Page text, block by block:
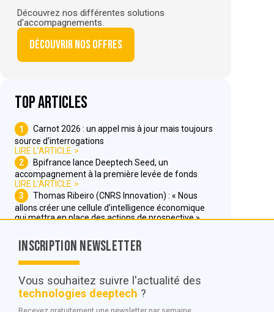
Découvrez nos différentes solutions
d'accompagnements.
Découvrir nos offres
Top articles
1
Carnot 2026 : un appel mis à jour mais toujours
source d’interrogations
LIRE L'ARTICLE
2
Bpifrance lance Deeptech Seed, un
accompagnement à la première levée de fonds
LIRE L'ARTICLE
3
Thomas Ribeiro (CNRS Innovation) : « Nous
allons créer une cellule d’intelligence économique
qui mettra en place des actions de prospective »
© POC Media 2026
Inscription Newsletter
Vous souhaitez suivre l'actualité des
technologies deeptech ?